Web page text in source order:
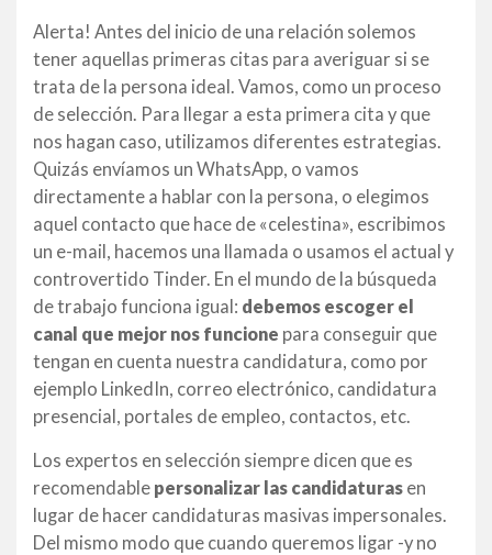
Alerta! Antes del inicio de una relación solemos
tener aquellas primeras citas para averiguar si se
trata de la persona ideal. Vamos, como un proceso
de selección. Para llegar a esta primera cita y que
nos hagan caso, utilizamos diferentes estrategias.
Quizás envíamos un WhatsApp, o vamos
directamente a hablar con la persona, o elegimos
aquel contacto que hace de «celestina», escribimos
un e-mail, hacemos una llamada o usamos el actual y
controvertido Tinder. En el mundo de la búsqueda
de trabajo funciona igual: debemos escoger el
canal que mejor nos funcione para conseguir que
tengan en cuenta nuestra candidatura, como por
ejemplo LinkedIn, correo electrónico, candidatura
presencial, portales de empleo, contactos, etc.
Los expertos en selección siempre dicen que es
recomendable personalizar las candidaturas en
lugar de hacer candidaturas masivas impersonales.
Del mismo modo que cuando queremos ligar -y no